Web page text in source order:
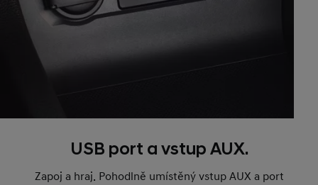
USB port a vstup AUX.
Zapoj a hraj. Pohodlně umístěný vstup AUX a port